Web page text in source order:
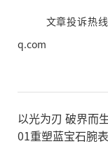
文章投诉热
q.com
以光为刃 破界而
01重塑蓝宝石腕